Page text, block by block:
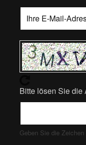
Bitte lösen Sie die
Geben Sie die